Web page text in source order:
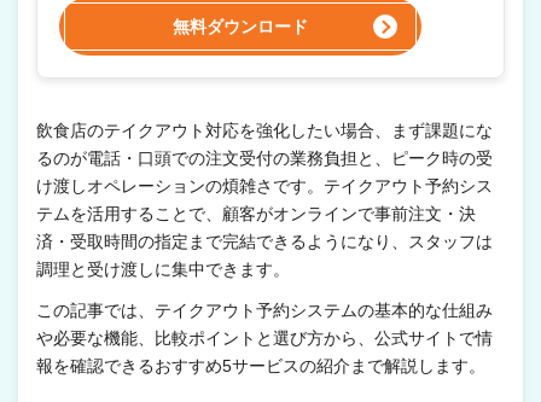
無料ダウンロード
飲食店のテイクアウト対応を強化したい場合、まず課題にな
るのが電話・口頭での注文受付の業務負担と、ピーク時の受
け渡しオペレーションの煩雑さです。テイクアウト予約シス
テムを活用することで、顧客がオンラインで事前注文・決
済・受取時間の指定まで完結できるようになり、スタッフは
調理と受け渡しに集中できます。
この記事では、テイクアウト予約システムの基本的な仕組み
や必要な機能、比較ポイントと選び方から、公式サイトで情
報を確認できるおすすめ5サービスの紹介まで解説します。